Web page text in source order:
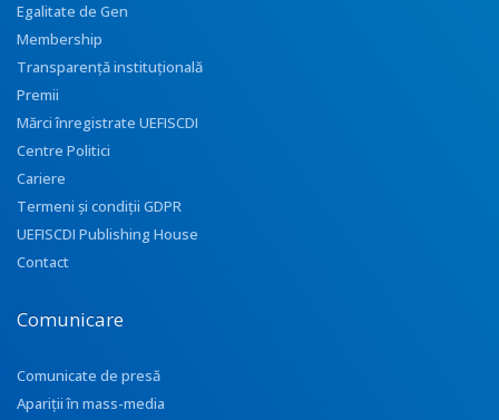
Egalitate de Gen
Membership
Transparenţă instituţională
Premii
Mărci înregistrate UEFISCDI
Centre Politici
Cariere
Termeni și condiții GDPR
UEFISCDI Publishing House
Contact
Comunicare
Comunicate de presă
Apariţii în mass-media